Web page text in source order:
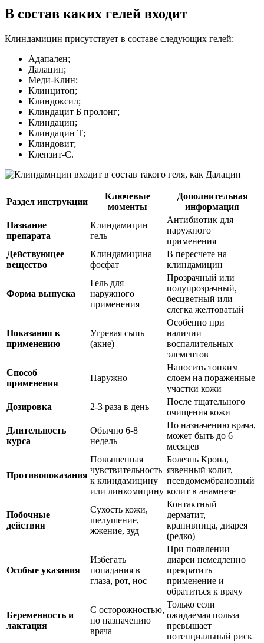
В состав каких гелей входит
Клиндамицин присутствует в составе следующих гелей:
Адапален;
Далацин;
Меди-Клин;
Клинцитоп;
Клиндоксил;
Клиндацит Б пролонг;
Клиндацин;
Клиндацин Т;
Клиндовит;
Клензит-С.
Раздел инструкции
Ключевые
моменты
Дополнительная
информация
Название
препарата
Клиндамицин
гель
Антибиотик для
наружного
применения
Действующее
вещество
Клиндамицина
фосфат
В пересчете на
клиндамицин
Форма выпуска
Гель для
наружного
применения
Прозрачный или
полупрозрачный,
бесцветный или
слегка желтоватый
Показания к
применению
Угревая сыпь
(акне)
Особенно при
наличии
воспалительных
элементов
Способ
применения
Наружно
Наносить тонким
слоем на пораженные
участки кожи
Дозировка
2-3 раза в день
После тщательного
очищения кожи
Длительность
курса
Обычно 6-8
недель
По назначению врача,
может быть до 6
месяцев
Противопоказания
Повышенная
чувствительность
к клиндамицину
или линкомицину
Болезнь Крона,
язвенный колит,
псевдомембранозный
колит в анамнезе
Побочные
действия
Сухость кожи,
шелушение,
жжение, зуд
Контактный
дерматит,
крапивница, диарея
(редко)
Особые указания
Избегать
попадания в
глаза, рот, нос
При появлении
диареи немедленно
прекратить
применение и
обратиться к врачу
Беременность и
лактация
С осторожностью,
по назначению
врача
Только если
ожидаемая польза
превышает
потенциальный риск